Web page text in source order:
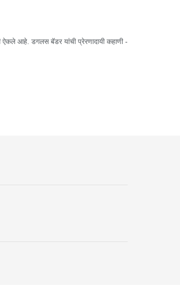
आहे. डगलस बॅडर यांची प्रेरणादायी कहाणी -